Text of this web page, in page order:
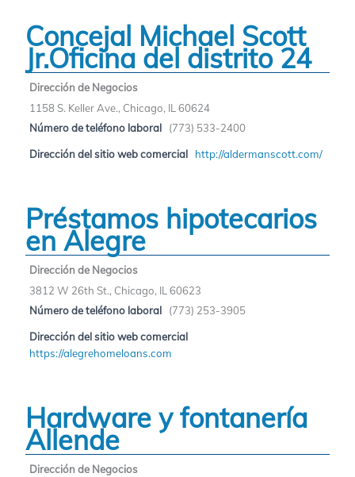
Concejal Michael Scott
Jr.Oficina del distrito 24
Dirección de Negocios
1158 S. Keller Ave., Chicago, IL 60624
Número de teléfono laboral
(773) 533-2400
Dirección del sitio web comercial http://aldermanscott.com/
Préstamos hipotecarios
en Alegre
Dirección de Negocios
3812 W 26th St., Chicago, IL 60623
Número de teléfono laboral
(773) 253-3905
Dirección del sitio web comercial
https://alegrehomeloans.com
Hardware y fontanería
Allende
Dirección de Negocios